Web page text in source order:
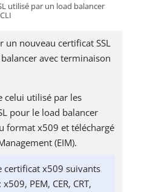
utilisé par un load balancer
un nouveau certificat SSL
avec terminaison
celui utilisé par les
pour le load balancer
format x509 et téléchargé
(EIM).
certificat x509 suivants
PEM, CER, CRT,